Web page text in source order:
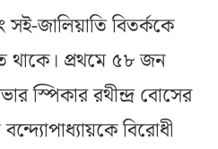
সই-জালিয়াতি বিতর্ককে
থাকে। প্রথমে ৫৮ জন
স্পিকার রথীন্দ্র বোসের
বিরোধী